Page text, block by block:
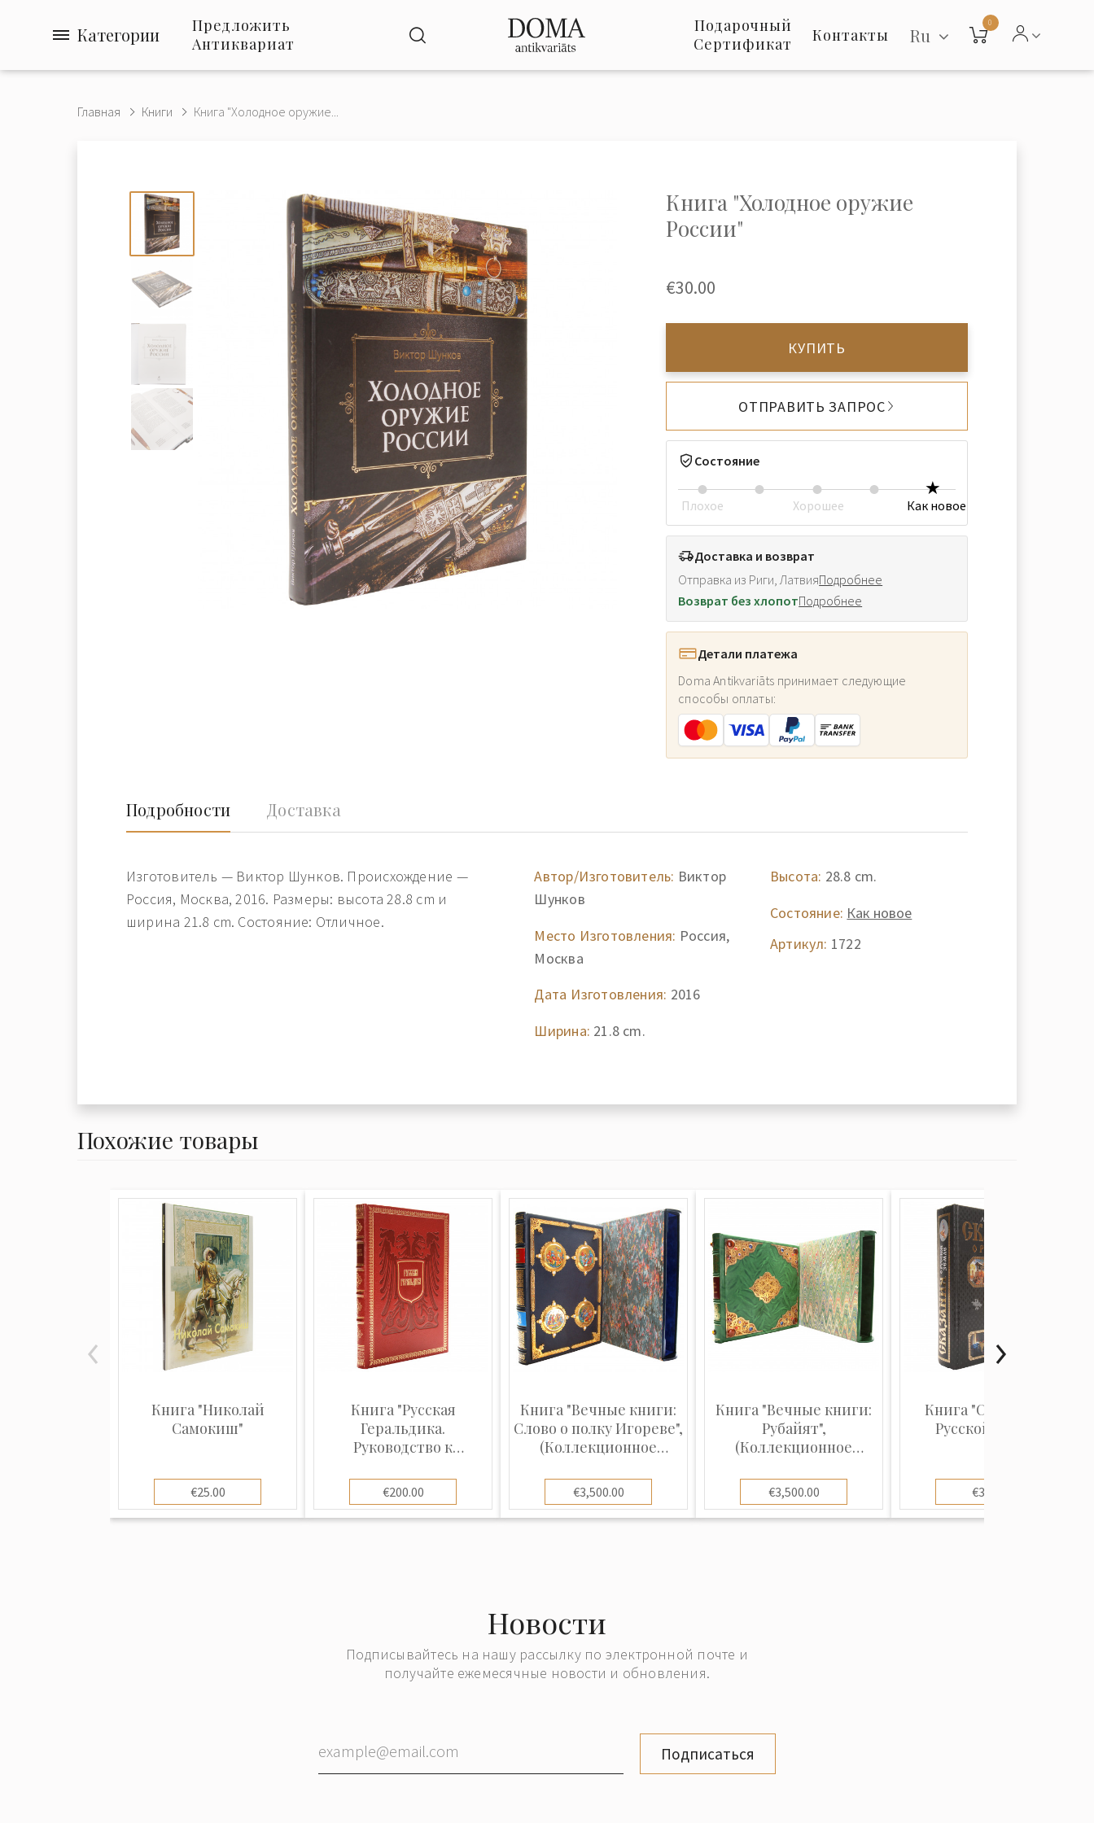
Категории
Предложить
Антиквариат
Подарочный
Сертификат
Контакты Ru
0
Главная Книги Книга "Холодное оружие...
Книга "Холодное оружие
России"
€30.00
КУПИТЬ
ОТПРАВИТЬ ЗАПРОС
Состояние
Плохое Хорошее Как новое
Доставка и возврат
Отправка из Риги, ЛатвияПодробнее
Возврат без хлопотПодробнее
Детали платежа
Doma Antikvariāts принимает следующие
способы оплаты:
Подробности Доставка
Изготовитель — Виктор Шунков. Происхождение —
Россия, Москва, 2016. Размеры: высота 28.8 cm и
ширина 21.8 cm. Состояние: Отличное.
Автор/Изготовитель: Виктор
Шунков
Место Изготовления: Россия,
Москва
Дата Изготовления: 2016
Ширина: 21.8 cm.
Высота: 28.8 cm.
Состояние: Как новое
Артикул: 1722
Похожие товары
Книга "Николай
Самокиш"
€25.00
Книга "Русская
Геральдика.
Руководство к
описанию гербов"
€200.00
Книга "Вечные книги:
Слово о полку Игореве",
(Коллекционное
€3,500.00
Книга "Вечные книги:
Рубайят",
(Коллекционное
€3,500.00
Книга "Сказания о
Русской земле"
€30.00
Новости
Подписывайтесь на нашу рассылку по электронной почте и
получайте ежемесячные новости и обновления.
Подписаться